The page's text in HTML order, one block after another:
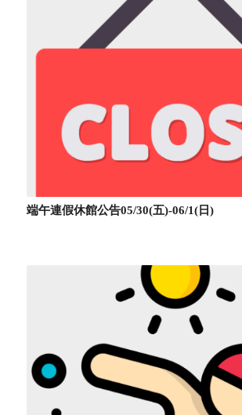
端午連假休館公告05/30(五)-06/1(日)